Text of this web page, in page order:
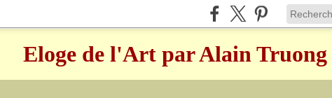
Eloge de l'Art par Alain Truong